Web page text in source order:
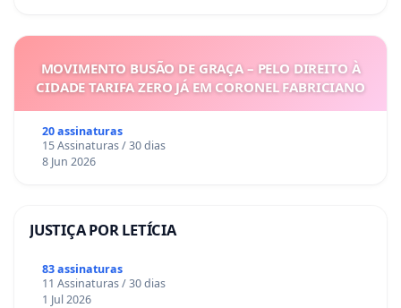
MOVIMENTO BUSÃO DE GRAÇA – PELO DIREITO À
CIDADE TARIFA ZERO JÁ EM CORONEL FABRICIANO
20 assinaturas
15 Assinaturas / 30 dias
8 Jun 2026
JUSTIÇA POR LETÍCIA
83 assinaturas
11 Assinaturas / 30 dias
1 Jul 2026